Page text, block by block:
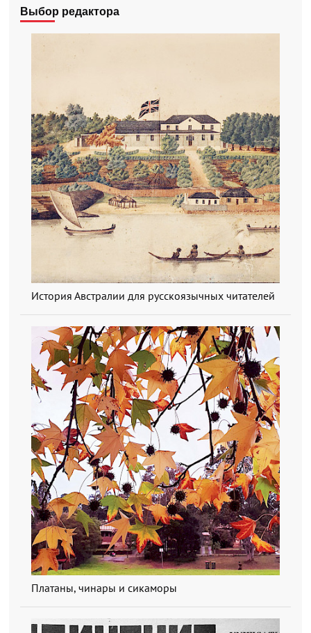
Выбор редактора
История Австралии для русскоязычных читателей
Платаны, чинары и сикаморы